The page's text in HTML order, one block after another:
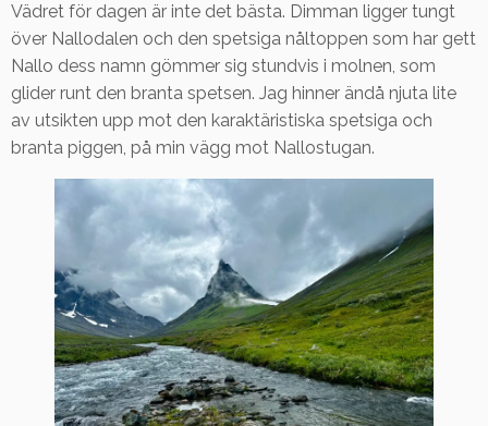
Vädret för dagen är inte det bästa. Dimman ligger tungt
över Nallodalen och den spetsiga nåltoppen som har gett
Nallo dess namn gömmer sig stundvis i molnen, som
glider runt den branta spetsen. Jag hinner ändå njuta lite
av utsikten upp mot den karaktäristiska spetsiga och
branta piggen, på min vägg mot Nallostugan.